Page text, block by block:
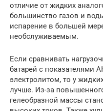
отличие от жидких
большинство газов и
испарение в большей
необслуживаемым.
Если сравнивать
батарей с показателями
электролитом, то у
лучше. Из-за
гелеобразной массы